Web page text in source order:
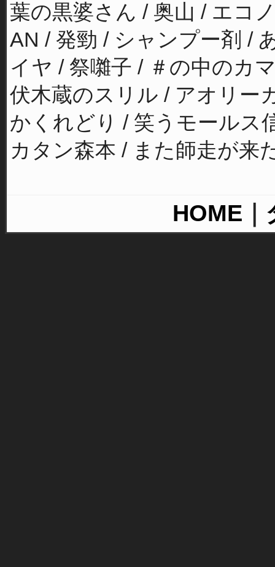
葉の黒婆さん / 奥山 / エコ
AN / 発勁 / シャンプー剤 /
イヤ / 祭囃子 / ＃の中のカ
伏木蔵のスリル / アオリー
かくれどり / 笑うモールス
カタン森本 / また師走が来
HOME